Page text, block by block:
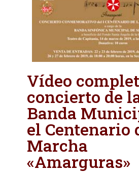
Vídeo
concierto de
Banda
el Centenario
Marcha
«Amarguras»